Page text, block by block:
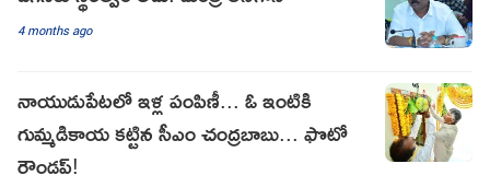
4 months ago
నాయుడుపేటలో ఇళ్ల పంపిణీ... ఓ ఇంటికి
గుమ్మడికాయ కట్టిన సీఎం చంద్రబాబు... ఫొటో
రౌండప్!